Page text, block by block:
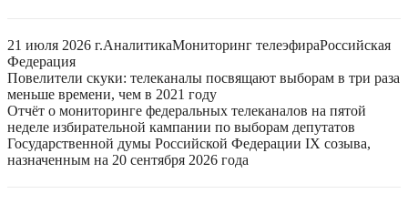
21 июля 2026 г.АналитикаМониторинг телеэфираРоссийская
Федерация
Повелители скуки: телеканалы посвящают выборам в три раза
меньше времени, чем в 2021 году
Отчёт о мониторинге федеральных телеканалов на пятой
неделе избирательной кампании по выборам депутатов
Государственной думы Российской Федерации IX созыва,
назначенным на 20 сентября 2026 года